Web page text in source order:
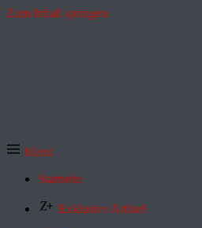
Zum Inhalt springen
Menü
Startseite
Exklusive Artikel